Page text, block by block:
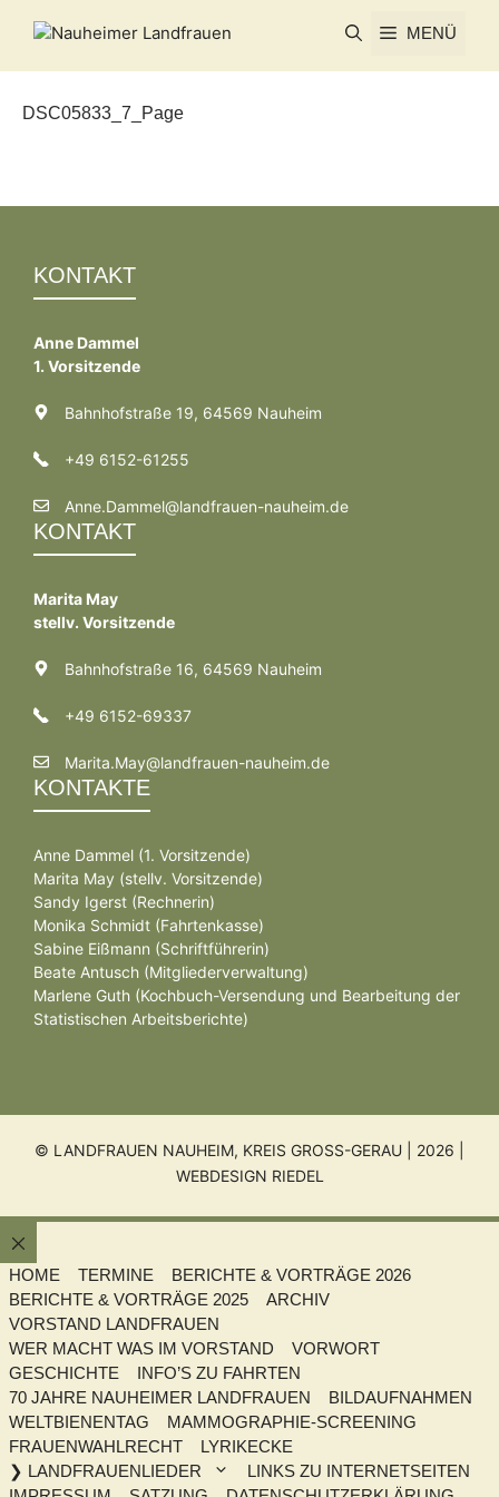
Inhalt
MENÜ
DSC05833_7_Page
KONTAKT
Anne Dammel
1. Vorsitzende
Bahnhofstraße 19, 64569 Nauheim
+49 6152-61255
Anne.Dammel@landfrauen-nauheim.de
KONTAKT
Marita May
stellv. Vorsitzende
Bahnhofstraße 16, 64569 Nauheim
+49 6152-69337
Marita.May@landfrauen-nauheim.de
KONTAKTE
Anne Dammel (1. Vorsitzende)
Marita May (stellv. Vorsitzende)
Sandy Igerst (Rechnerin)
Monika Schmidt (Fahrtenkasse)
Sabine Eißmann (Schriftführerin)
Beate Antusch (Mitgliederverwaltung)
Marlene Guth (Kochbuch-Versendung und Bearbeitung der
Statistischen Arbeitsberichte)
© LANDFRAUEN NAUHEIM, KREIS GROSS-GERAU | 2026 |
WEBDESIGN RIEDEL
Schließen
HOME
TERMINE
BERICHTE & VORTRÄGE 2026
BERICHTE & VORTRÄGE 2025
ARCHIV
VORSTAND LANDFRAUEN
WER MACHT WAS IM VORSTAND
VORWORT
GESCHICHTE
INFO’S ZU FAHRTEN
70 JAHRE NAUHEIMER LANDFRAUEN
BILDAUFNAHMEN
WELTBIENENTAG
MAMMOGRAPHIE-SCREENING
FRAUENWAHLRECHT
LYRIKECKE
❯ LANDFRAUENLIEDER
LINKS ZU INTERNETSEITEN